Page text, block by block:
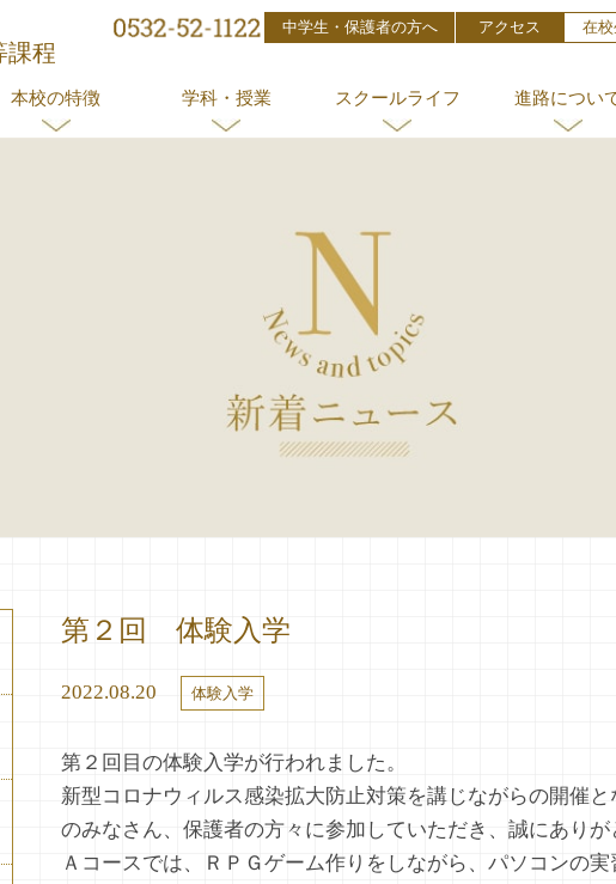
中学生・保護者の方へ アクセス 在
本校の特徴 学科・授業 スクールライフ 進路につい
第２回 体験入学
2022.08.20 体験入学
第２回目の体験入学が行われました。
新型コロナウィルス感染拡大防止対策を講じながらの開催
のみなさん、保護者の方々に参加していただき、誠にあり
Ａコースでは、ＲＰＧゲーム作りをしながら、パソコンの